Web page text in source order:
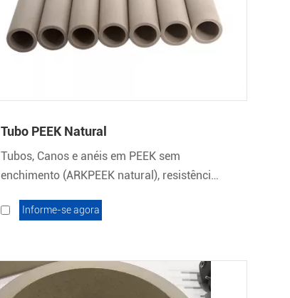
Tubo PEEK Natural
Tubos, Canos e anéis em PEEK sem
enchimento (ARKPEEK natural), resistência
Informe-se agora